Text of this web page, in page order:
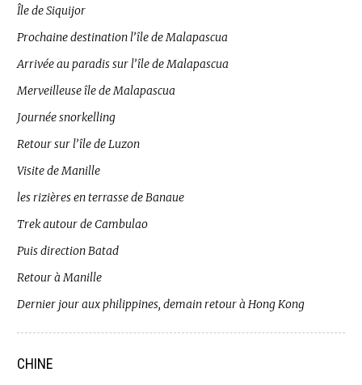
Île de Siquijor
Prochaine destination l’île de Malapascua
Arrivée au paradis sur l’île de Malapascua
Merveilleuse île de Malapascua
Journée snorkelling
Retour sur l’île de Luzon
Visite de Manille
les rizières en terrasse de Banaue
Trek autour de Cambulao
Puis direction Batad
Retour à Manille
Dernier jour aux philippines, demain retour à Hong Kong
CHINE